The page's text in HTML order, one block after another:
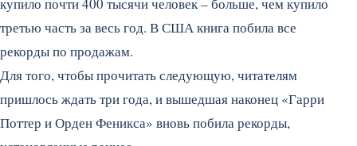
купило почти 400 тысячи человек – больше, чем купило
третью часть за весь год. В США книга побила все
рекорды по продажам.
Для того, чтобы прочитать следующую, читателям
пришлось ждать три года, и вышедшая наконец «Гарри
Поттер и Орден Феникса» вновь побила рекорды,